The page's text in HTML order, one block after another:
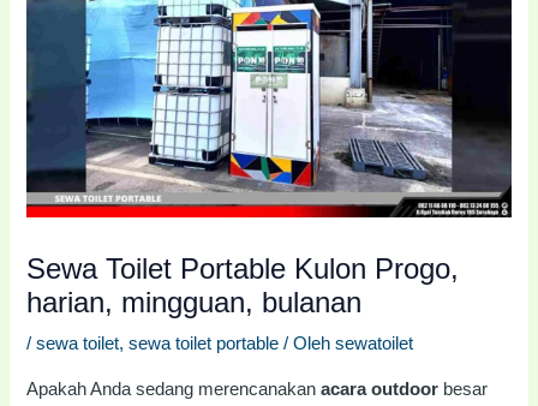
Sewa Toilet Portable Kulon Progo,
harian, mingguan, bulanan
/sewa toilet,sewa toilet portable / Olehsewatoilet
Apakah Anda sedang merencanakanacara outdoor besar